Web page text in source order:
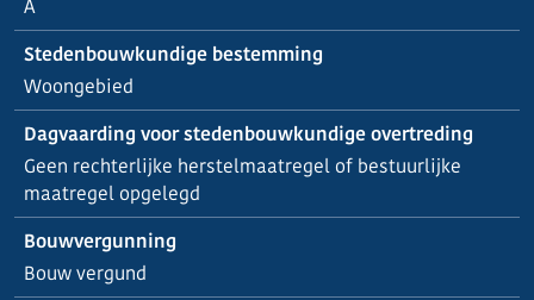
A
Stedenbouwkundige bestemming
Woongebied
Dagvaarding voor stedenbouwkundige overtreding
Geen rechterlijke herstelmaatregel of bestuurlijke
maatregel opgelegd
Bouwvergunning
Bouw vergund